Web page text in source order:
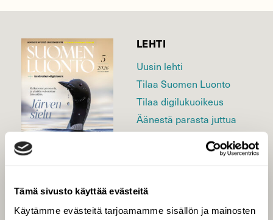
Tämä sivusto käyttää evästeitä
Käytämme evästeitä tarjoamamme sisällön ja mainosten
LEHTI
Uusin lehti
Tilaa Suomen Luonto
Tilaa digilukuoikeus
Äänestä parasta juttua
SUOMEN LUONNON­
SUOJELU­LIITTO